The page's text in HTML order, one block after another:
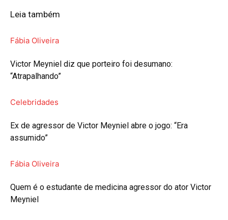
Leia também
Fábia Oliveira
Victor Meyniel diz que porteiro foi desumano:
“Atrapalhando”
Celebridades
Ex de agressor de Victor Meyniel abre o jogo: “Era
assumido”
Fábia Oliveira
Quem é o estudante de medicina agressor do ator Victor
Meyniel